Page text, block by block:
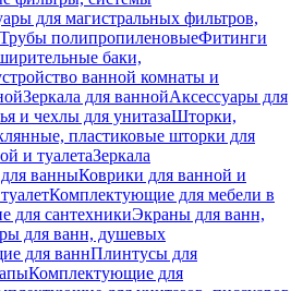
для магистральных фильтров,
Трубы полипропиленовыеФитинги
баки,
ванной комнаты и
Зеркала для ваннойАксессуары для
и чехлы для унитазаШторки,
пластиковые шторки для
и туалетаЗеркала
ванныКоврики для ванной и
Комплектующие для мебели в
для сантехникиЭкраны для ванн,
для ванн, душевых
для ваннПлинтусы для
Комплектующие для